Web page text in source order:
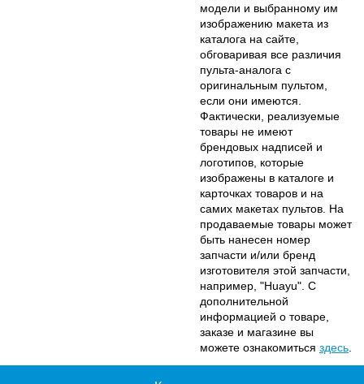
модели и выбранному им
изображению макета из
каталога на сайте,
обговаривая все различия
пульта-аналога с
оригинальным пультом,
если они имеются.
Фактически, реализуемые
товары не имеют
брендовых надписей и
логотипов, которые
изображены в каталоге и
карточках товаров и на
самих макетах пультов. На
продаваемые товары может
быть нанесен номер
запчасти и/или бренд
изготовителя этой запчасти,
например, "Huayu". С
дополнительной
информацией о товаре,
заказе и магазине вы
можете ознакомиться здесь